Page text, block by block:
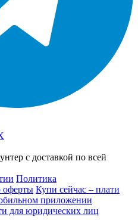
с доставкой по всей
Политика
оферты Купи сейчас – плати
приложении
для юридических лиц